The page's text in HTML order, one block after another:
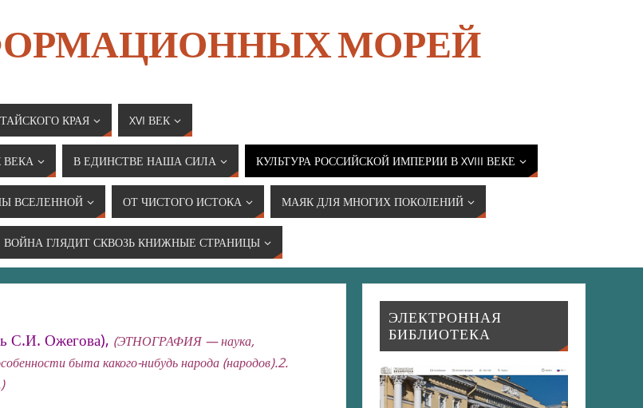
МОРЕЙ
КРАЯ XVI ВЕК
ВЕКА В ЕДИНСТВЕ НАША СИЛА КУЛЬТУРА РОССИЙСКОЙ ИМПЕРИИ В XVIII ВЕКЕ
ВСЕЛЕННОЙ ОТ ЧИСТОГО ИСТОКА МАЯК ДЛЯ МНОГИХ ПОКОЛЕНИЙ
ВОЙНА ГЛЯДИТ СКВОЗЬ КНИЖНЫЕ СТРАНИЦЫ
С.И. Ожегова), (ЭТНОГРАФИЯ — наука,
быта какого-нибудь народа (народов).2.
ЭЛЕКТРОННАЯ
БИБЛИОТЕКА